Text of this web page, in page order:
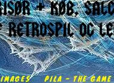
IMAGES PILA - THE GAME